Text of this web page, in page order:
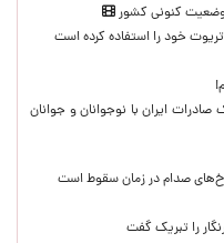
وضعیت کنونی کشور
صادرات ایران با نوجوانان و جوانان
صدام در زمان سقوط است
را تبریک گفت